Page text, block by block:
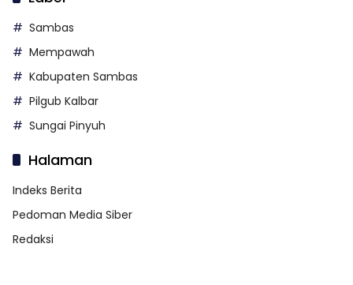
Sambas
Mempawah
Kabupaten Sambas
Pilgub Kalbar
Sungai Pinyuh
Halaman
Indeks Berita
Pedoman Media Siber
Redaksi